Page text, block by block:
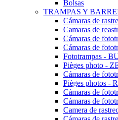
Bolsas
TRAMPAS Y
Cámaras de
Camaras de
Cámaras de
Cámaras de
Fototrampas -
Pièges photo -
Cámaras de
Pièges photos -
Cámaras de
Cámaras de
Camera de